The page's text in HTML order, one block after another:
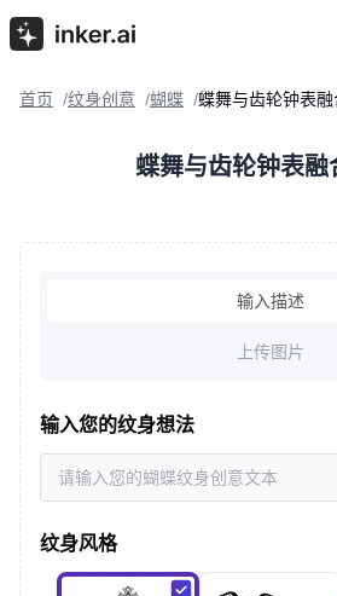
首页 /纹身创意 /蝴蝶 /蝶舞与齿轮钟表融
蝶舞与齿轮钟表融
输入描述
上传图片
输入您的纹身想法
纹身风格